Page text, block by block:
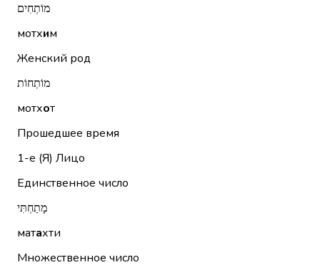
מוֹתְחִים
мотхим
Женский род
מוֹתְחוֹת
мотхот
Прошедшее время
1-е (Я) Лицо
Единственное число
מָתַחְתִּי
матахти
Множественное число